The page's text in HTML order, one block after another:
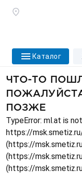
каталог
ЧТО-ТО
ПОЗЖЕ
TypeError: ml.at is
https://
(https://
(https://
(https://